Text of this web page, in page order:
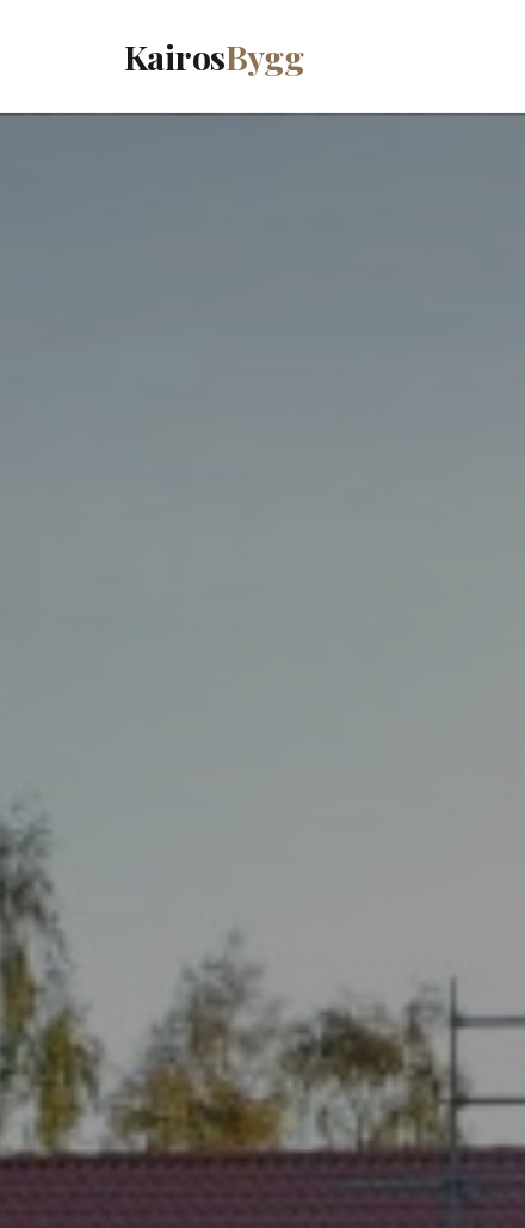
KairosBygg